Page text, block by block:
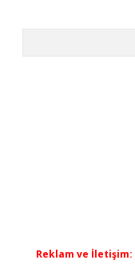
Reklam ve İletişim: